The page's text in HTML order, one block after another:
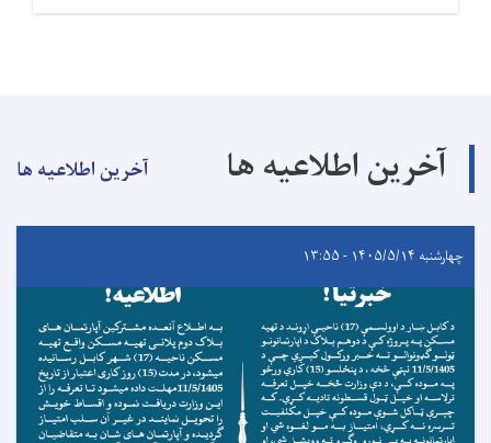
آخرین اطلاعیه ها آخرین اطلاعیه ها
چهارشنبه ۱۴۰۵/۵/۱۴ - ۱۳:۵۵